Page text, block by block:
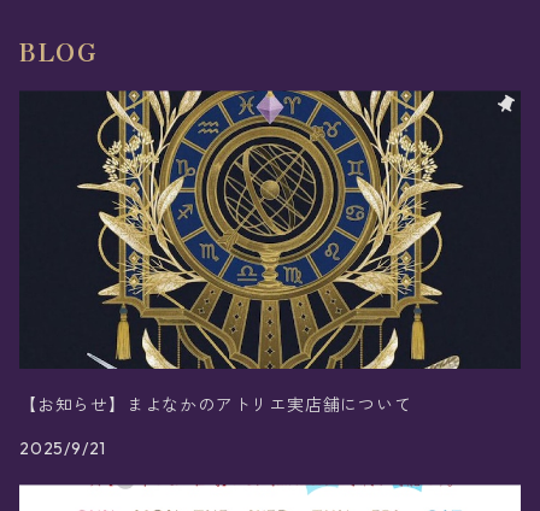
BLOG
【お知らせ】まよなかのアトリエ実店舗について
2025/9/21